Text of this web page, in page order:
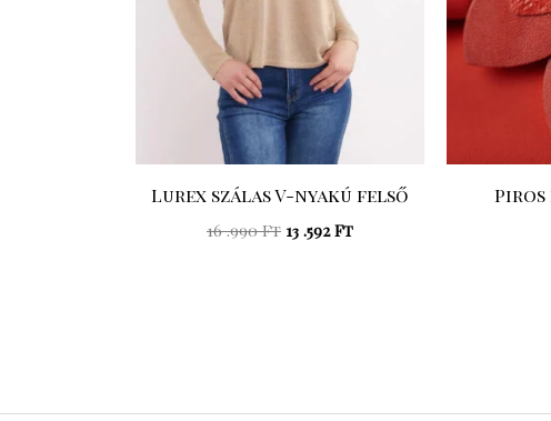
Lurex szálas V-nyakú felső
16 .990Ft 13 .592Ft